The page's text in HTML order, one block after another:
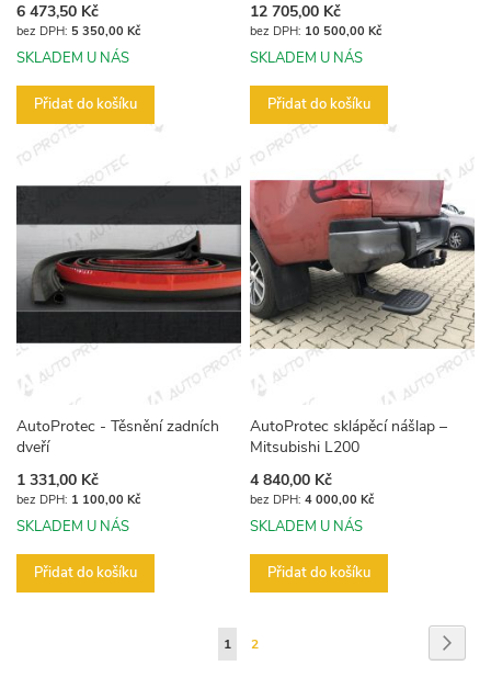
6 473,50 Kč
5 350,00 Kč
SKLADEM U NÁS
Přidat do košíku
12 705,00 Kč
10 500,00 Kč
SKLADEM U NÁS
Přidat do košíku
AutoProtec - Těsnění zadních
dveří
1 331,00 Kč
1 100,00 Kč
SKLADEM U NÁS
Přidat do košíku
AutoProtec sklápěcí nášlap –
Mitsubishi L200
4 840,00 Kč
4 000,00 Kč
SKLADEM U NÁS
Přidat do košíku
Stránka
Právě
1 Stránka
2